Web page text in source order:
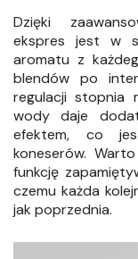
Dzięki
ekspres jest w
aromatu z
blendów po
regulacji stopnia
wody daje
efektem, co
koneserów.
funkcję
czemu każda
jak poprzednia.